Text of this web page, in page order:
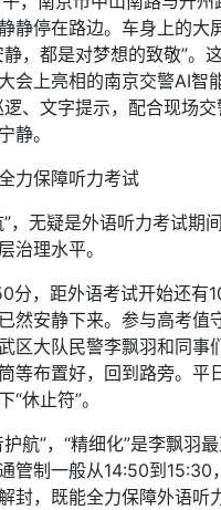
静停在路边。车身上的大
，都是对梦想的致敬”。
会上亮相的南京交警AI智
逻、文字提示，配合现场
静。
保障听力考试
无疑是外语听力考试期
治理水平。
，距外语考试开始还有
然安静下来。参与高考值
区大队民警李飘羽和同事
等布置好，回到路旁。平
“休止符”。
”，“精细化”是李飘羽
管制一般从14:50到15:30
封，既能全力保障外语听